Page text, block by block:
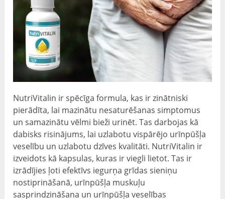
NutriVitalin ir spēcīga formula, kas ir zinātniski
pierādīta, lai mazinātu nesaturēšanas simptomus
un samazinātu vēlmi bieži urinēt. Tas darbojas kā
dabisks risinājums, lai uzlabotu vispārējo urīnpūšļa
veselību un uzlabotu dzīves kvalitāti. NutriVitalin ir
izveidots kā kapsulas, kuras ir viegli lietot. Tas ir
izrādījies ļoti efektīvs iegurņa grīdas sieniņu
nostiprināšanā, urīnpūšļa muskuļu
sasprindzināšana un urīnpūšļa veselības